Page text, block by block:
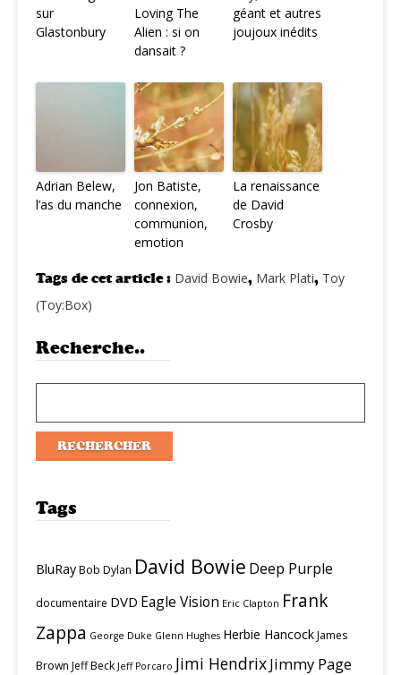
sur
Glastonbury
Loving The
Alien : si on
dansait ?
géant et autres
joujoux inédits
Adrian Belew,
l’as du manche
Jon Batiste,
connexion,
communion,
emotion
La renaissance
de David
Crosby
Tags de cet article : David Bowie, Mark Plati, Toy
(Toy:Box)
Recherche..
Tags
BluRayBob Dylan David Bowie Deep Purple
documentaire DVD Eagle Vision Eric Clapton Frank
Zappa George Duke Glenn Hughes Herbie HancockJames
Brown Jeff Beck Jeff Porcaro Jimi HendrixJimmy Page